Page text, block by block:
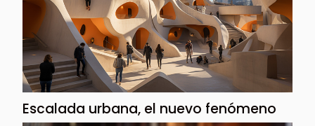
Escalada urbana, el nuevo fenómeno